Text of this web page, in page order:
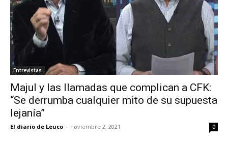
Entrevistas
Majul y las llamadas que complican a CFK:
“Se derrumba cualquier mito de su supuesta
lejanía”
El diario de Leuco - noviembre 2, 2021 0